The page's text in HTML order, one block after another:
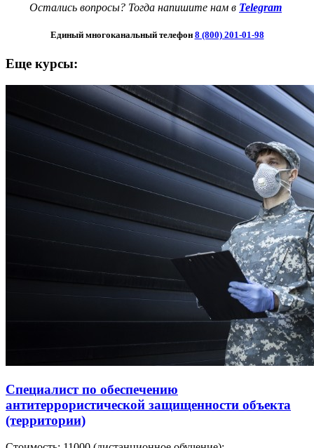
Остались вопросы? Тогда напишите нам в Telegram
Единый многоканальный телефон 8 (800) 201-01-98
Еще курсы:
Специалист по обеспечению
антитеррористической защищенности объекта
(территории)